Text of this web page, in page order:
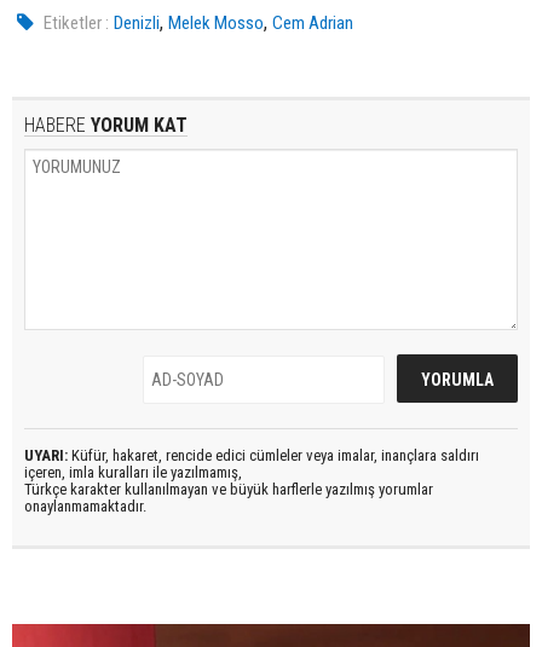
Etiketler : Denizli,Melek Mosso,Cem Adrian
HABERE YORUM KAT
UYARI: Küfür, hakaret, rencide edici cümleler veya imalar, inançlara saldırı
içeren, imla kuralları ile yazılmamış,
Türkçe karakter kullanılmayan ve büyük harflerle yazılmış yorumlar
onaylanmamaktadır.